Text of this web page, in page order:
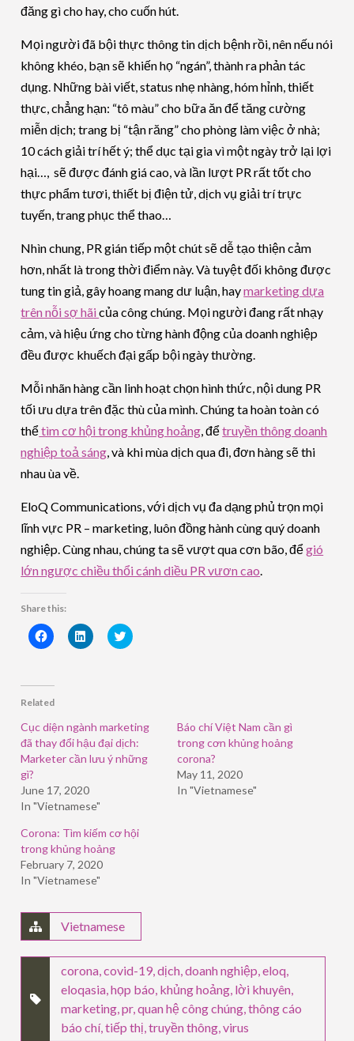
đăng gì cho hay, cho cuốn hút.
Mọi người đã bội thực thông tin dịch bệnh rồi, nên nếu nói
không khéo, bạn sẽ khiến họ “ngán”, thành ra phản tác
dụng. Những bài viết, status nhẹ nhàng, hóm hỉnh, thiết
thực, chẳng hạn: “tô màu” cho bữa ăn để tăng cường
miễn dịch; trang bị “tận răng” cho phòng làm việc ở nhà;
10 cách giải trí hết ý; thể dục tại gia vì một ngày trở lại lợi
hại…, sẽ được đánh giá cao, và lần lượt PR rất tốt cho
thực phẩm tươi, thiết bị điện tử, dịch vụ giải trí trực
tuyến, trang phục thể thao…
Nhìn chung, PR gián tiếp một chút sẽ dễ tạo thiện cảm
hơn, nhất là trong thời điểm này. Và tuyệt đối không được
tung tin giả, gây hoang mang dư luận, haymarketing dựa
trên nỗi sợ hãicủa công chúng. Mọi người đang rất nhạy
cảm, và hiệu ứng cho từng hành động của doanh nghiệp
đều được khuếch đại gấp bội ngày thường.
Mỗi nhãn hàng cần linh hoạt chọn hình thức, nội dung PR
tối ưu dựa trên đặc thù của mình. Chúng ta hoàn toàn có
thểtìm cơ hội trong khủng hoảng , đểtruyền thông doanh
nghiệp toả sáng , và khi mùa dịch qua đi, đơn hàng sẽ thi
nhau ùa về.
EloQ Communications, với dịch vụ đa dạng phủ trọn mọi
lĩnh vực PR – marketing, luôn đồng hành cùng quý doanh
nghiệp. Cùng nhau, chúng ta sẽ vượt qua cơn bão, đểgió
lớn ngược chiều thổi cánh diều PR vươn cao
Share this:
Click
to
(Opens
new
Click
to
Click
to
Related
Cục diện ngành marketing
đã thay đổi hậu đại dịch:
Marketer cần lưu ý những
gì?
June 17, 2020
In "Vietnamese"
Báo chí Việt Nam cần gì
trong cơn khủng hoảng
corona?
May 11, 2020
In "Vietnamese"
Corona: Tìm kiếm cơ hội
trong khủng hoảng
February 7, 2020
In "Vietnamese"
Vietnamese
corona ,covid-19 ,dịch ,doanh nghiệp ,eloq
eloqasia ,họp báo khủng hoảng lời khuyên
marketing ,pr,quan hệ công chúng ,thông cáo
báo chí,tiếp thị ,truyền thông ,virus